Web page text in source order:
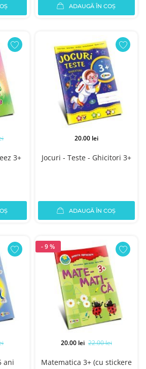
ADAUGĂ ÎN COȘ
3+ Jocuri - Teste - Ghicitori 3+
20.00 lei
ADAUGĂ ÎN COȘ
ani
- 9 %
Matematica 3+ (cu stickere
20.00 lei 22.00 lei